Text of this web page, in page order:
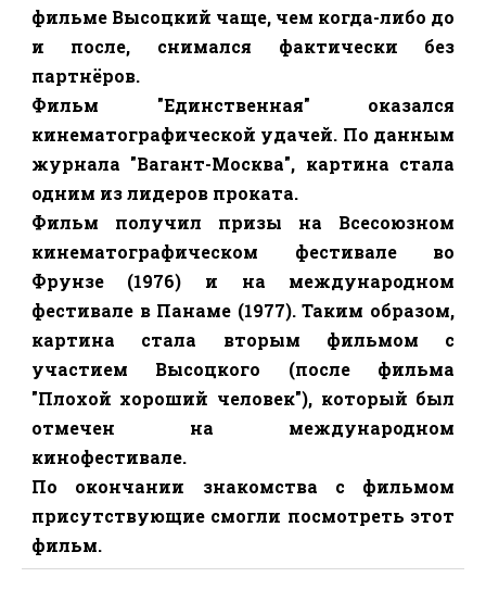
фильме Высоцкий чаще, чем когда-либо до
и после, снимался фактически без
партнёров.
Фильм "Единственная" оказался
кинематографической удачей. По данным
журнала "Вагант-Москва", картина стала
одним из лидеров проката.
Фильм получил призы на Всесоюзном
кинематографическом фестивале во
Фрунзе (1976) и на международном
фестивале в Панаме (1977). Таким образом,
картина стала вторым фильмом с
участием Высоцкого (после фильма
"Плохой хороший человек"), который был
отмечен на международном
кинофестивале.
По окончании знакомства с фильмом
присутствующие смогли посмотреть этот
фильм.